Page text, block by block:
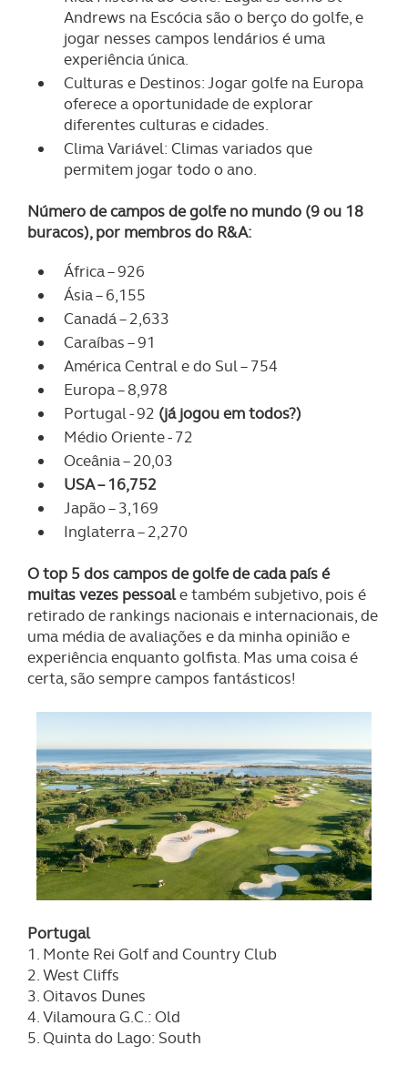
Andrews na Escócia são o berço do golfe, e
jogar nesses campos lendários é uma
experiência única.
Culturas e Destinos: Jogar golfe na Europa
oferece a oportunidade de explorar
diferentes culturas e cidades.
Clima Variável: Climas variados que
permitem jogar todo o ano.
Número de campos de golfe no mundo (9 ou 18
buracos), por membros do R&A:
África – 926
Ásia – 6,155
Canadá – 2,633
Caraíbas – 91
América Central e do Sul – 754
Europa – 8,978
Portugal - 92 (já jogou em todos?)
Médio Oriente - 72
Oceânia – 20,03
USA – 16,752
Japão – 3,169
Inglaterra – 2,270
O top 5 dos campos de golfe de cada país é
muitas vezes pessoale também subjetivo, pois é
retirado de rankings nacionais e internacionais, de
uma média de avaliações e da minha opinião e
experiência enquanto golfista. Mas uma coisa é
certa, são sempre campos fantásticos!
Portugal
1. Monte Rei Golf and Country Club
2. West Cliffs
3. Oitavos Dunes
4. Vilamoura G.C.: Old
5. Quinta do Lago: South